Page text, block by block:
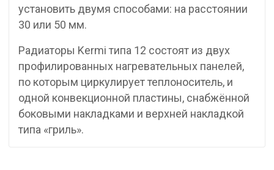
установить двумя способами: на расстоянии
30 или 50 мм.
Радиаторы Kermi типа 12 состоят из двух
профилированных нагревательных панелей,
по которым циркулирует теплоноситель, и
одной конвекционной пластины, снабжённой
боковыми накладками и верхней накладкой
типа «гриль».